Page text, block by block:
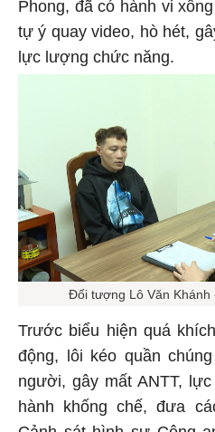
Phong, đã có hành vi
tự ý quay video, hò hét,
lực lượng chức năng.
Đối tượng Lô Văn Khánh
Trước biểu hiện quá
động, lôi kéo quần
người, gây mất ANTT,
hành khống chế, đưa